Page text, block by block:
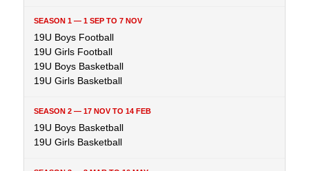
19U Boys Football
19U Girls Football
19U Boys Basketball
19U Girls Basketball
19U Boys Basketball
19U Girls Basketball